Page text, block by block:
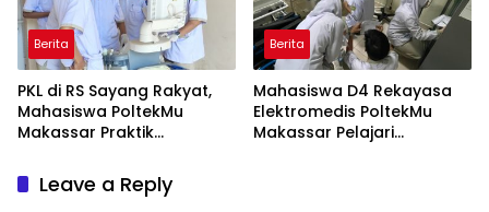
Berita
PKL di RS Sayang Rakyat,
Mahasiswa PoltekMu
Makassar Praktik
Berita
Mahasiswa D4 Rekayasa
Elektromedis PoltekMu
Makassar Pelajari
Leave a Reply